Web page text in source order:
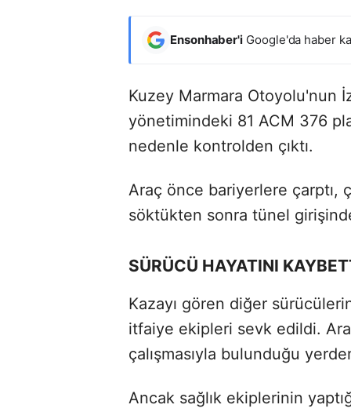
Ensonhaber'i Google'da haber
Kuzey Marmara Otoyolu'nun
yönetimindeki 81 ACM 376
nedenle kontrolden çıktı.
Araç önce bariyerlere çarptı,
söktükten sonra tünel
SÜRÜCÜ HAYATINI
Kazayı gören diğer
itfaiye ekipleri sevk edildi.
çalışmasıyla bulunduğu
Ancak sağlık ekiplerinin